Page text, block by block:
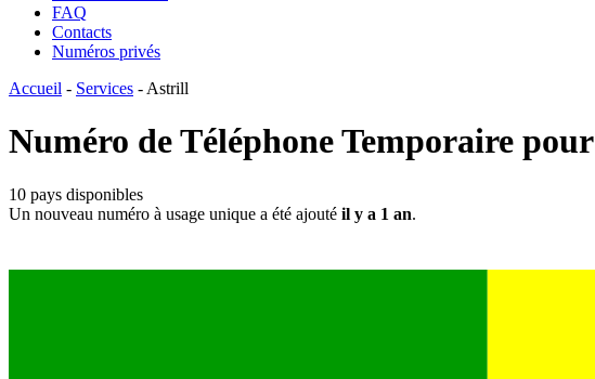
FAQ
Contacts
Numéros privés
Accueil - Services - Astrill
Numéro de Téléphone Temporaire pour
10 pays disponibles
Un nouveau numéro à usage unique a été ajouté il y a 1 an.